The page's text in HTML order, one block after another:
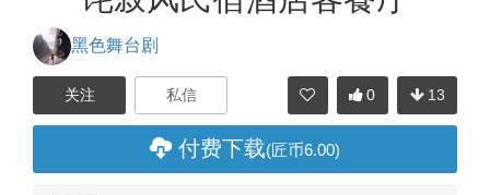
黑色舞台剧
13
0
付费下载(匠币6.00)